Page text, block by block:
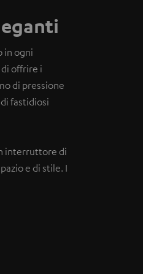
in ogni
offrire i
di pressione
fastidiosi
interruttore di
e di stile. I